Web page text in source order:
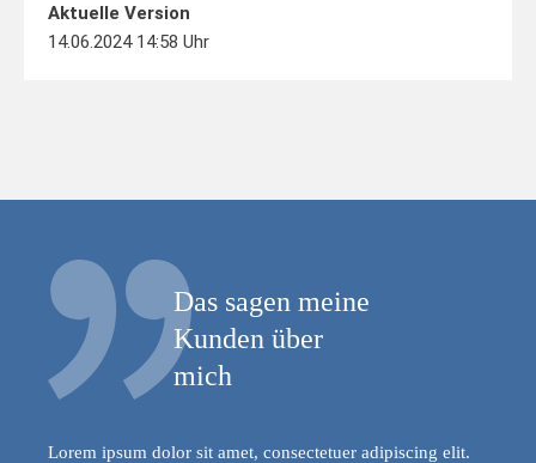
Aktuelle Version
14.06.2024 14:58 Uhr
Das sagen meine
Kunden über
mich
Lorem ipsum dolor sit amet, consectetuer adipiscing elit.